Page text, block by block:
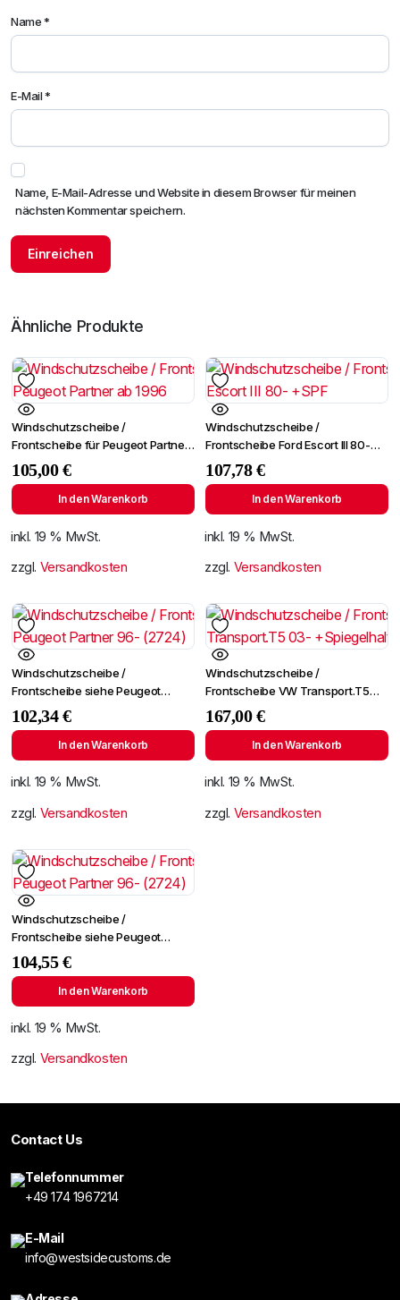
Name*
E-Mail*
Name, E-Mail-Adresse und Website in diesem Browser für meinen
nächsten Kommentar speichern.
Ähnliche Produkte
Windschutzscheibe /
Frontscheibe für Peugeot Partner
ab 1996
105,00€
In den Warenkorb
inkl. 19 % MwSt.
zzgl. Versandkosten
Windschutzscheibe /
Frontscheibe Ford Escort III 80-
+SPF
107,78€
In den Warenkorb
inkl. 19 % MwSt.
zzgl. Versandkosten
Windschutzscheibe /
Frontscheibe siehe Peugeot
Partner 96- (2724)
102,34€
In den Warenkorb
inkl. 19 % MwSt.
zzgl. Versandkosten
Windschutzscheibe /
Frontscheibe VW Transport.T5
03- +Spiegelhalter
167,00€
In den Warenkorb
inkl. 19 % MwSt.
zzgl. Versandkosten
Windschutzscheibe /
Frontscheibe siehe Peugeot
Partner 96- (2724)
104,55€
In den Warenkorb
inkl. 19 % MwSt.
zzgl. Versandkosten
Contact Us
Telefonnummer
+49 174 1967214
E-Mail
info@westsidecustoms.de